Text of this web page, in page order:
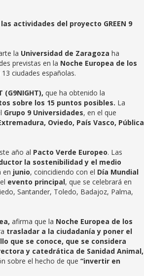
actividades del proyecto GREEN 9
la Universidad de Zaragoza ha
previstas en la Noche Europea de los
13 ciudades españolas.
(G9NIGHT), que ha obtenido la
sobre los 15 puntos posibles. La
Grupo 9 Universidades, en el que
Oviedo, País Vasco, Pública
año al Pacto Verde Europeo. Las
la sostenibilidad y el medio
en junio, coincidiendo con el Día Mundial
evento principal, que se celebrará en
Santander, Toledo, Badajoz, Palma,
afirma que la Noche Europea de los
trasladar a la ciudadanía y poner el
que se conoce, que se considera
y catedrática de Sanidad Animal,
sobre el hecho de que “invertir en